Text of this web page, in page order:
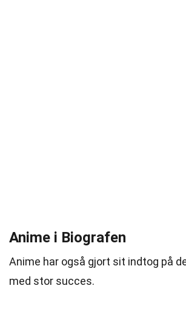
Anime i Biografen
Anime har også gjort sit indtog på
med stor succes.